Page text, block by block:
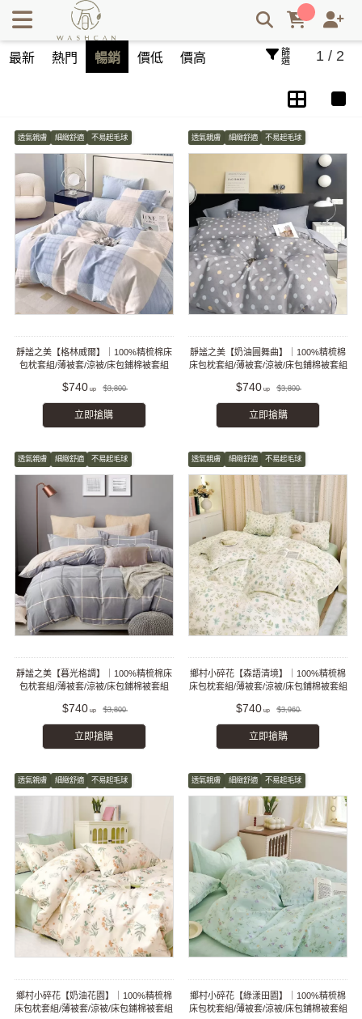
純棉寢具 | Washcan瓦士肯
最新 熱門 暢銷 價低 價高 篩選 1 / 2
透氣親膚 細緻舒適 不易起毛球
靜謐之美【格林威爾】｜100%精梳棉床
包枕套組/薄被套/涼被/床包鋪棉被套組
$740 $3,800
立即搶購
透氣親膚 細緻舒適 不易起毛球
靜謐之美【奶油圓舞曲】｜100%精梳棉
床包枕套組/薄被套/涼被/床包鋪棉被套組
$740 $3,800
立即搶購
透氣親膚 細緻舒適 不易起毛球
靜謐之美【暮光格調】｜100%精梳棉床
包枕套組/薄被套/涼被/床包鋪棉被套組
$740 $3,800
立即搶購
透氣親膚 細緻舒適 不易起毛球
鄉村小碎花【森語清境】｜100%精梳棉
床包枕套組/薄被套/涼被/床包鋪棉被套組
$740 $3,960
立即搶購
透氣親膚 細緻舒適 不易起毛球
鄉村小碎花【奶油花園】｜100%精梳棉
床包枕套組/薄被套/涼被/床包鋪棉被套組
透氣親膚 細緻舒適 不易起毛球
鄉村小碎花【綠漾田園】｜100%精梳棉
床包枕套組/薄被套/涼被/床包鋪棉被套組